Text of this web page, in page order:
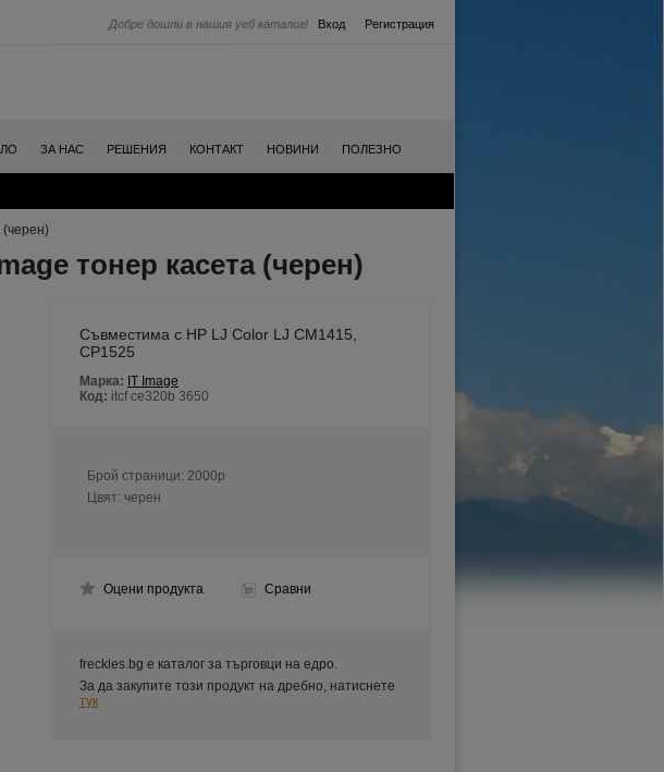
Вход Регистрация
Добре дошли в нашия уеб каталог!
ЗА НАС РЕШЕНИЯ КОНТАКТ НОВИНИ ПОЛЕЗНО
(черен)
тонер касета (черен)
Съвместима с HP LJ Color LJ CM1415,
CP1525
Марка: IT Image
Код: itcf ce320b 3650
Брой страници: 2000p
Цвят: черен
Оцени продукта Сравни
freckles.bg е каталог за търговци на едро.
За да закупите този продукт на дребно, натиснете
тук